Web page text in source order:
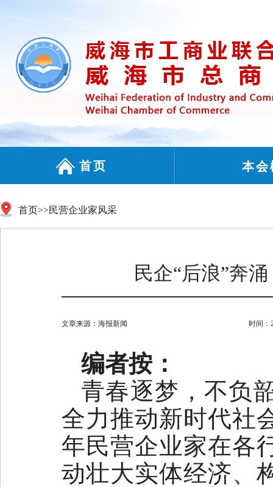
首页 本会
首页>>民营企业家风采
民企“后浪”奔
文章来源： 海报新闻 时间：
编者按：
青春逐梦，不负
全力推动新时代社
年民营企业家在各
动壮大实体经济、